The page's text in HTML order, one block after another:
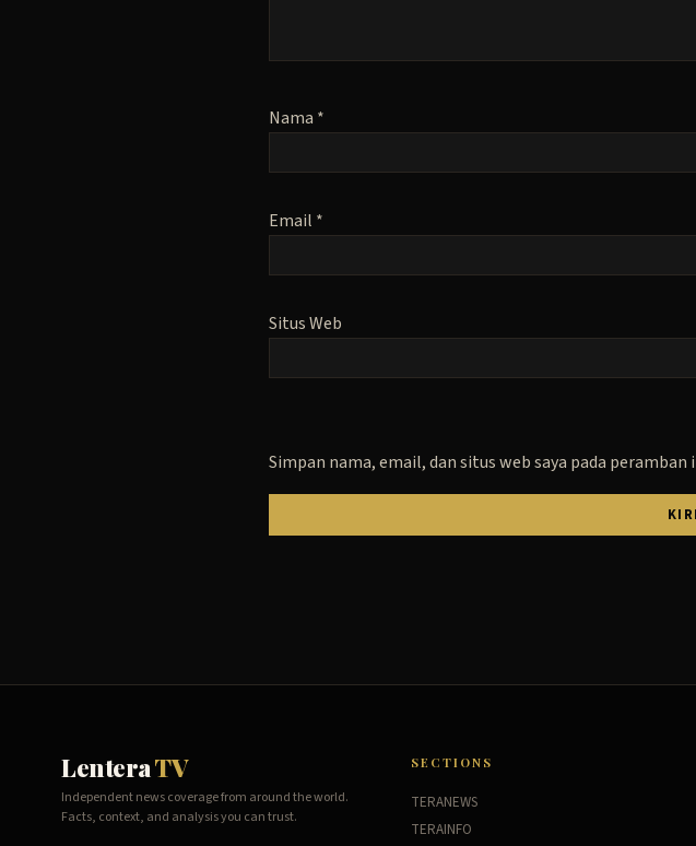
Nama *
Email *
Situs Web
Simpan nama, email, dan situs web saya pada
LenteraTV
Independent news coverage from around the world.
Facts, context, and analysis you can trust.
SECTIONS
TERANEWS
TERAINFO